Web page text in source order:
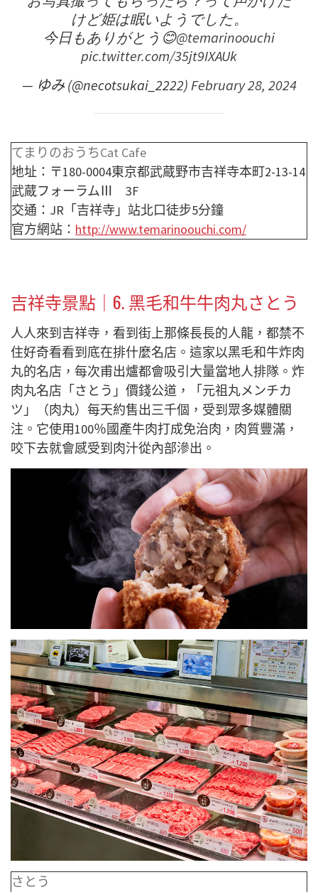
けど姫は眠いようでした。
今日もありがとう😊@temarinoouchi
pic.twitter.com/35jt9IXAUk
— ゆみ (@necotsukai_2222)February 28, 2024
てまりのおうちCat Cafe
地址：〒180-0004東京都武蔵野市吉祥寺本町2-13-14
武蔵フォーラムⅢ 3F
交通：JR「吉祥寺」站北口徒步5分鐘
官方網站： http://www.temarinoouchi.com/
吉祥寺景點｜6.黑毛和牛牛肉丸さとう
人人來到吉祥寺，看到街上那條長長的人龍，都禁不
住好奇看看到底在排什麼名店。這家以黑毛和牛炸肉
丸的名店，每次甫出爐都會吸引大量當地人排隊。炸
肉丸名店「さとう」價錢公道，「元祖丸メンチカ
ツ」（肉丸）每天約售出三千個，受到眾多媒體關
注。它使用100％國產牛肉打成免治肉，肉質豐滿，
咬下去就會感受到肉汁從內部滲出。
さとう